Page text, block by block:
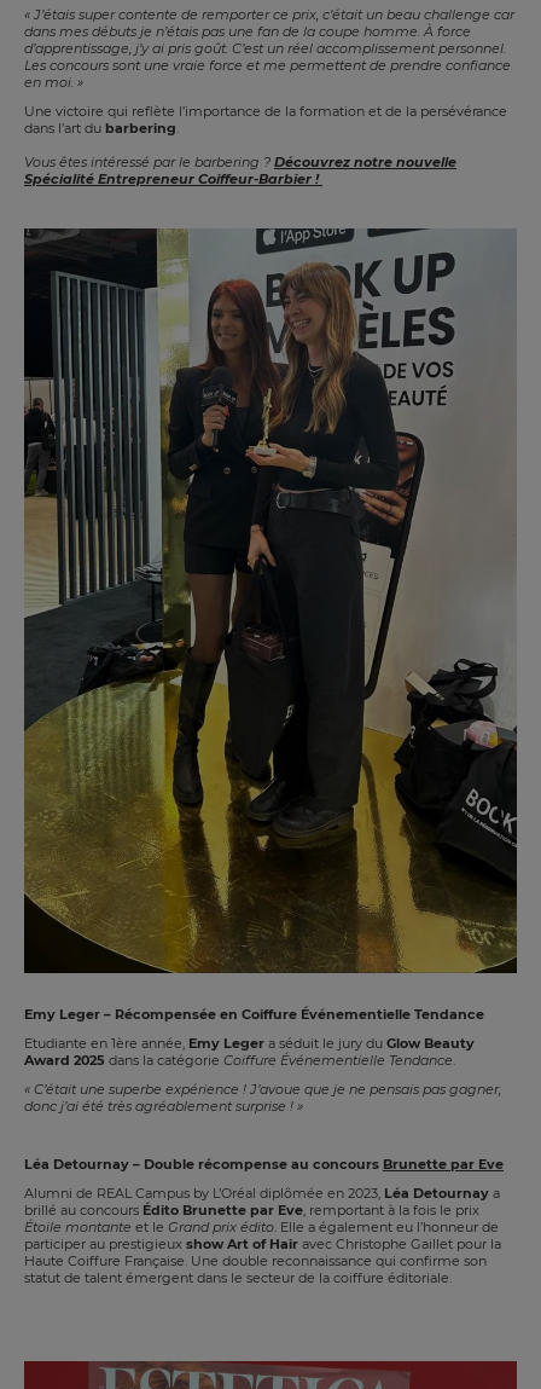
« J’étais super contente de remporter ce prix, c’était un beau challenge car
dans mes débuts je n’étais pas une fan de la coupe homme. À force
d’apprentissage, j’y ai pris goût. C’est un réel accomplissement personnel.
Les concours sont une vraie force et me permettent de prendre confiance
en moi. »
Une victoire qui reflète l’importance de la formation et de la persévérance
dans l’art du barbering.
Vous êtes intéressé par le barbering ? Découvrez notre nouvelle
Spécialité Entrepreneur Coiffeur-Barbier !
Image
Emy Leger – Récompensée en Coiffure Événementielle Tendance
Etudiante en 1ère année, Emy Leger a séduit le jury du Glow Beauty
Award 2025 dans la catégorie Coiffure Événementielle Tendance.
« C’était une superbe expérience ! J’avoue que je ne pensais pas gagner,
donc j’ai été très agréablement surprise ! »
Léa Detournay – Double récompense au concours Brunette par Eve
Alumni de REAL Campus by L’Oréal diplômée en 2023, Léa Detournay a
brillé au concours Édito Brunette par Eve, remportant à la fois le prix
Étoile montante et le Grand prix édito. Elle a également eu l’honneur de
participer au prestigieux show Art of Hair avec Christophe Gaillet pour la
Haute Coiffure Française. Une double reconnaissance qui confirme son
statut de talent émergent dans le secteur de la coiffure éditoriale.